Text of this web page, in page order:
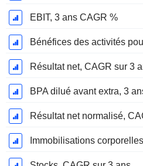
EBIT, 3 ans CAGR %
Résultat net, CAGR sur 3
BPA dilué avant extra, 3
Résultat net normalisé,